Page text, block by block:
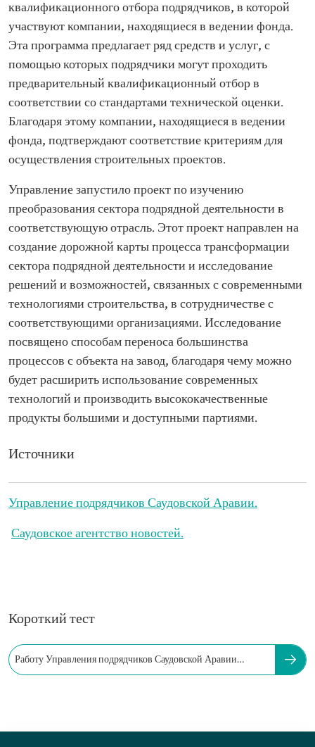
квалификационного отбора подрядчиков, в которой
участвуют компании, находящиеся в ведении фонда.
Эта программа предлагает ряд средств и услуг, с
помощью которых подрядчики могут проходить
предварительный квалификационный отбор в
соответствии со стандартами технической оценки.
Благодаря этому компании, находящиеся в ведении
фонда, подтверждают соответствие критериям для
осуществления строительных проектов.
Управление запустило проект по изучению
преобразования сектора подрядной деятельности в
соответствующую отрасль. Этот проект направлен на
создание дорожной карты процесса трансформации
сектора подрядной деятельности и исследование
решений и возможностей, связанных с современными
технологиями строительства, в сотрудничестве с
соответствующими организациями. Исследование
посвящено способам переноса большинства
процессов с объекта на завод, благодаря чему можно
будет расширить использование современных
технологий и производить высококачественные
продукты большими и доступными партиями.
Источники
Управление подрядчиков Саудовской Аравии.
Саудовское агентство новостей.
Короткий тест
Работу Управления подрядчиков Саудовской Аравии